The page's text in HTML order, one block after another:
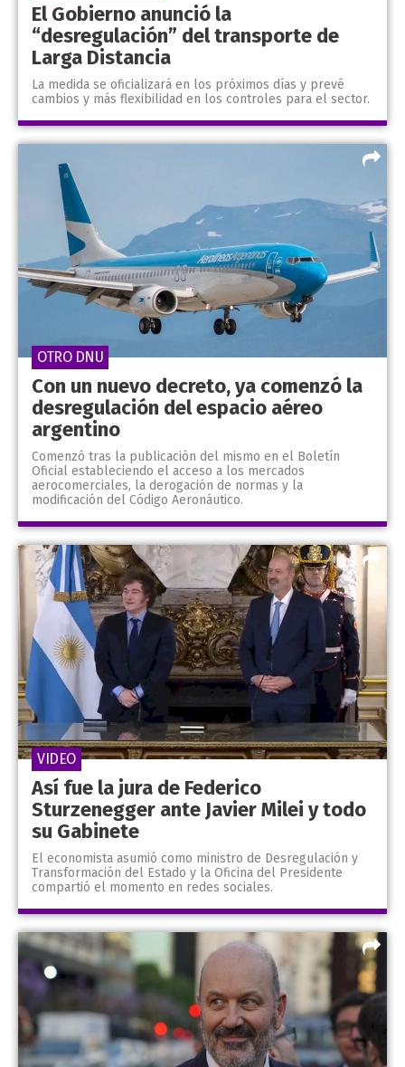
El Gobierno anunció la
“desregulación” del transporte de
Larga Distancia
La medida se oficializará en los próximos días y prevé
cambios y más flexibilidad en los controles para el sector.
Con un nuevo decreto, ya comenzó la
desregulación del espacio aéreo
argentino
Comenzó tras la publicación del mismo en el Boletín
Oficial estableciendo el acceso a los mercados
aerocomerciales, la derogación de normas y la
modificación del Código Aeronáutico.
OTRO DNU
Así fue la jura de Federico
Sturzenegger ante Javier Milei y todo
su Gabinete
El economista asumió como ministro de Desregulación y
Transformación del Estado y la Oficina del Presidente
compartió el momento en redes sociales.
VIDEO